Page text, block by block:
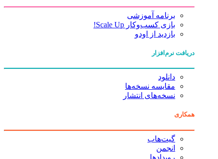
برنامه آموزشی
بازی کسب‌وکار Scale Up!
بازدید از اودو
دریافت نرم‌افزار
دانلود
مقایسه نسخه‌ها
نسخه‌های انتشار
همکاری
گیت‌هاب
انجمن
رویدادها